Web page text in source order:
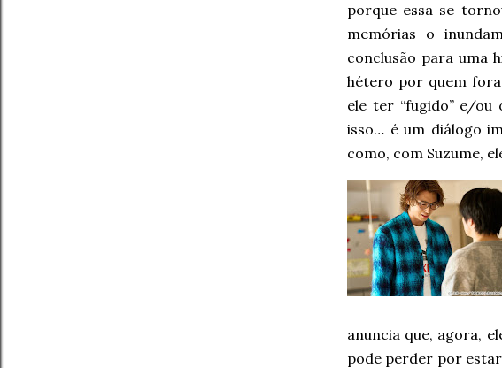
porque essa se
memórias o
conclusão para uma
hétero por quem fora
ele ter “fugido” e/ou
isso… é um diálogo
como, com Suzume,
anuncia que, agora,
pode perder por estar